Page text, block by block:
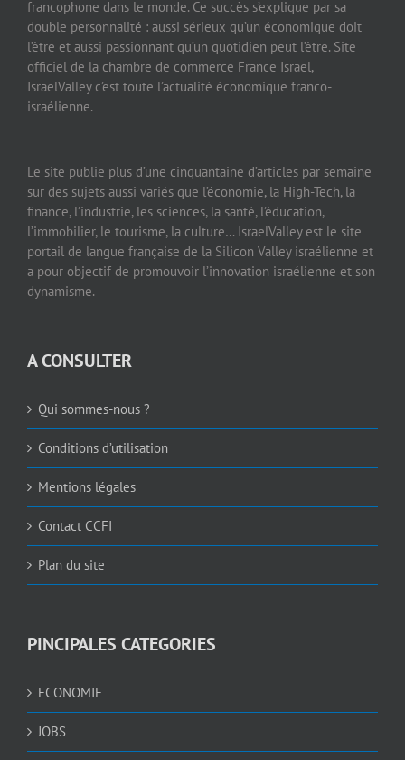
principal outil d’information économique de la communauté
francophone dans le monde. Ce succès s’explique par sa
double personnalité : aussi sérieux qu’un économique doit
l’être et aussi passionnant qu’un quotidien peut l’être. Site
officiel de la chambre de commerce France Israël,
IsraelValley c’est toute l’actualité économique franco-
Le site publie plus d’une cinquantaine d’articles par semaine
sur des sujets aussi variés que l’économie, la High-Tech, la
finance, l’industrie, les sciences, la santé, l’éducation,
l’immobilier, le tourisme, la culture… IsraelValley est le site
portail de langue française de la Silicon Valley israélienne et
a pour objectif de promouvoir l’innovation israélienne et son
Qui sommes-nous ?
Conditions d’utilisation
Mentions légales
Contact CCFI
Plan du site
ECONOMIE
JOBS